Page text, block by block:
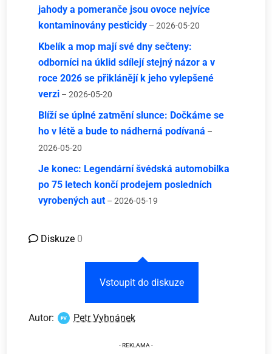
jahody a pomeranče jsou ovoce nejvíce
kontaminovány pesticidy – 2026-05-20
Kbelík a mop mají své dny sečteny:
odborníci na úklid sdílejí stejný názor a v
roce 2026 se přiklánějí k jeho vylepšené
verzi – 2026-05-20
Blíží se úplné zatmění slunce: Dočkáme se
ho v létě a bude to nádherná podívaná –
2026-05-20
Je konec: Legendární švédská automobilka
po 75 letech končí prodejem posledních
vyrobených aut – 2026-05-19
Diskuze 0
Vstoupit do diskuze
Autor: Petr Vyhnánek